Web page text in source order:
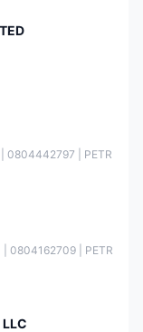
通過您首選的網絡瀏
官方網站。點擊“開設
信息，例如您的全
括您的居住國家/地
。
會遇到以下條款和條
。選中或單擊此選項
並接受條款和條件後，
被發送至 澤匯資本供
戶門戶發送。它可能
。
0804442797 | PETR
| 0804162709 | PETR
LLC